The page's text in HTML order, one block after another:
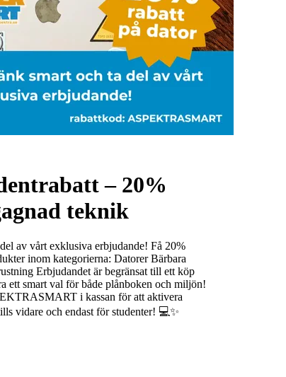
– 20%
teknik
av vårt exklusiva erbjudande! Få 20%
inom kategorierna: DatorerBärbara
Erbjudandet är begränsat till ett köp
ett smart val för både plånboken och miljön!
i kassan för att aktivera
vidare och endast för studenter! 💻✨